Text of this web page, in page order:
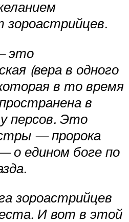
это
(вера в одного
в то время
в
персов. Это
— пророка
о едином боге по
зороастрийцев
И вот в этой